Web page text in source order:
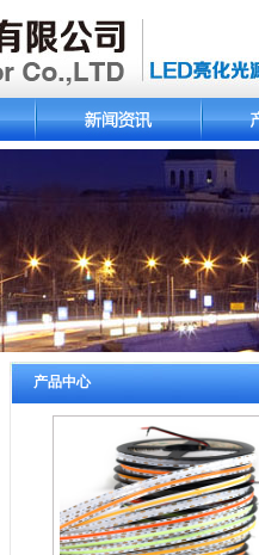
产品中心